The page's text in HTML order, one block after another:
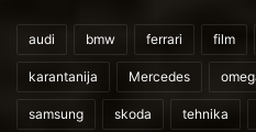
audi bmw ferrari film
karantanija Mercedes
samsung skoda tehnika